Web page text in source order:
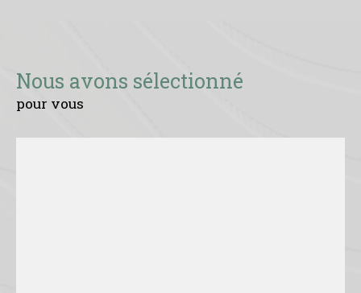
Nous avons sélectionné
pour vous